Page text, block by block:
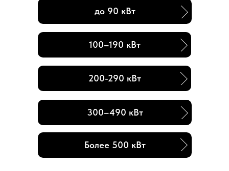
до 90 кВт
100–190 кВт
200-290 кВт
300–490 кВт
Более 500 кВт